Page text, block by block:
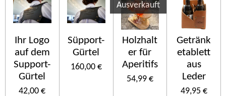
Ihr Logo
auf dem
Support-
Gürtel
42,00 €
Süpport-
Gürtel
160,00 €
Ausverkauft
Holzhalt
er für
Aperitifs
54,99 €
Getränk
etablett
aus
Leder
49,95 €